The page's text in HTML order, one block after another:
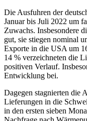
Die Ausfuhren der
Januar bis Juli 2022 um
Zuwachs. Insbesondere
gut, sie stiegen nominal
Exporte in die USA um
14 % verzeichneten die
positiven Verlauf.
Entwicklung bei.
Dagegen stagnierten die
Lieferungen in die
in den ersten sieben